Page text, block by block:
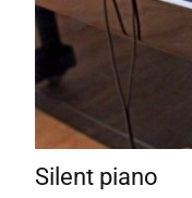
Silent piano